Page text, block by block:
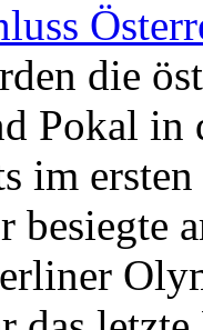
die
Pokal in
im
besiegte